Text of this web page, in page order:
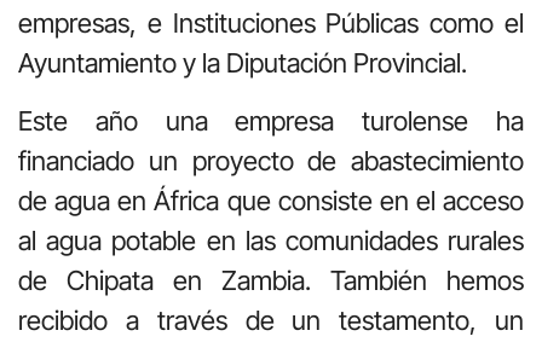
empresas, e Instituciones Públicas como el
Ayuntamiento y la Diputación Provincial.
Este año una empresa turolense ha
financiado un proyecto de abastecimiento
de agua en África que consiste en el acceso
al agua potable en las comunidades rurales
de Chipata en Zambia. También hemos
recibido a través de un testamento, un